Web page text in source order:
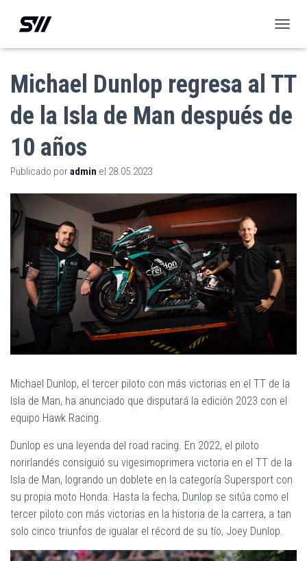
A
B
R
M
G
C
Michael Dunlop regresa al TT
de la Isla de Man después de
10 años
Publicado poradmin el 28.05.2023
Michael Dunlop, el tercer piloto con más victorias en el TT de la
Isla de Man, ha anunciado que disputará la edición 2023 con el
equipo Hawk Racing.
Dunlop es una leyenda del road racing. En 2022, el piloto
norirlandés consiguió su vigesimoprimera victoria en el TT de la
Isla de Man, logrando un doblete en la categoría Supersport con
su propia moto Honda. Hasta la fecha, Dunlop se sitúa como el
tercer piloto con más victorias en la historia de la carrera, a tan
solo cinco triunfos de igualar el récord de su tío, Joey Dunlop.